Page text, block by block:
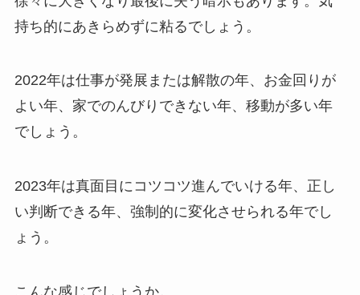
持ち的にあきらめずに粘るでしょう。
2022年は仕事が発展または解散の年、お金回りが
よい年、家でのんびりできない年、移動が多い年
でしょう。
2023年は真面目にコツコツ進んでいける年、正し
い判断できる年、強制的に変化させられる年でし
ょう。